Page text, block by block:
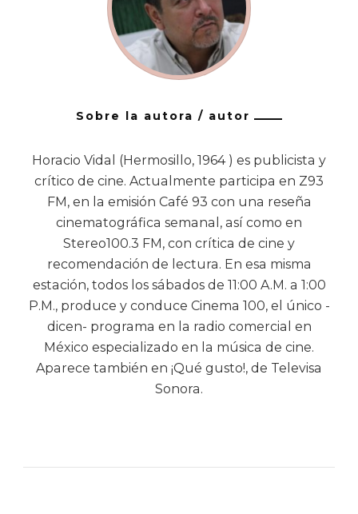
Sobre la autora / autor
Horacio Vidal (Hermosillo, 1964 ) es publicista y
crítico de cine. Actualmente participa en Z93
FM, en la emisión Café 93 con una reseña
cinematográfica semanal, así como en
Stereo100.3 FM, con crítica de cine y
recomendación de lectura. En esa misma
estación, todos los sábados de 11:00 A.M. a 1:00
P.M., produce y conduce Cinema 100, el único -
dicen- programa en la radio comercial en
México especializado en la música de cine.
Aparece también en ¡Qué gusto!, de Televisa
Sonora.